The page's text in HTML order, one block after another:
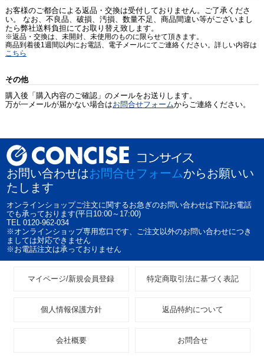
お客様のご都合による返品・交換は受付しておりません。ご了承くださ
い。 なお、不良品、破損、汚損、数量不足、商品間違い等がございまし
たら弊社送料負担にてお取り替え致します。
※返品・交換は、未開封、未使用のものに限らせて頂きます。
商品到着後1週間以内にお電話、電子メールにてご連絡ください。詳しい内容は
こちら
その他
購入後「購入内容のご確認」のメールをお送りします。
万が一メールが届かない場合はお問合せフォームからご連絡ください。
お問い合わせはお問合せフォームからお願いい
たします
オンラインショップご注文に関するお急ぎのお問い合わせは下記お電話
でも承っております(平日10:00～17:00)
TEL 0120-962-034
※オンラインショップ専用窓口です、ご注文以外のお問い合わせにつき
ましては対応できません
※お電話注文は承っておりません
マイページ/新規会員登録 特定商取引法に基づく表記
個人情報保護方針 返品特約について
会社概要 お問合せ